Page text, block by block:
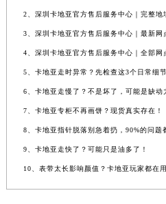
2、深圳卡地亚官方售后服务中心｜完整
3、深圳卡地亚官方售后服务中心｜最新
4、深圳卡地亚官方售后服务中心｜全部
5、卡地亚走时异常？先检查这3个日常细节
6、卡地亚走慢了？不是坏了，可能是缺动
7、卡地亚专柜不再画饼？现货真实存在！
8、卡地亚指针脱落别急着扔，90%的问题
9、卡地亚走快了？可能只是油多了！
10、表带太长影响颜值？卡地亚玩家都在